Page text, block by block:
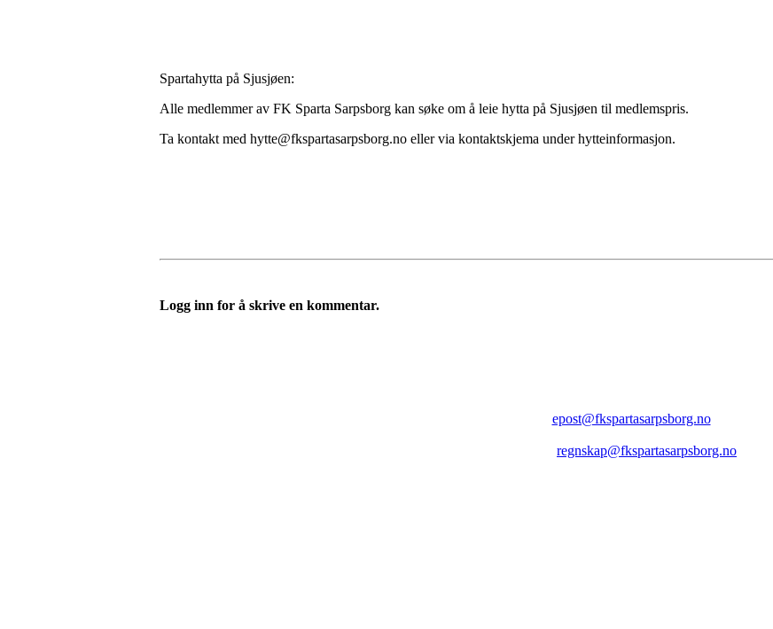
Spartahytta på Sjusjøen:
Alle medlemmer av FK Sparta Sarpsborg kan søke om å leie hytta på Sjusjøen til medlemspris.
Ta kontakt med hytte@fkspartasarpsborg.no eller via kontaktskjema under hytteinformasjon.
Logg inn for å skrive en kommentar.
epost@fkspartasarpsborg.no
regnskap@fkspartasarpsborg.no